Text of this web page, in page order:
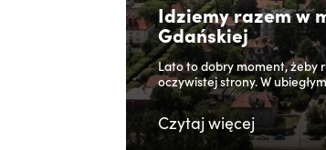
Idziemy razem w
Gdańskiej
Lato to dobry moment, żeby
oczywistej strony. W
Czytajwięcej